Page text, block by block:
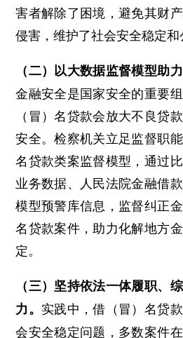
害者解除了困境，避免其财
侵害，维护了社会安全稳定和
（二）以大数据监督模型助
金融安全是国家安全的重要
（冒）名贷款会放大不良贷
安全。检察机关立足监督职
名贷款类案监督模型，通过
业务数据、人民法院金融借
模型预警库信息，监督纠正
名贷款案件，助力化解地方
定。
（三）坚持依法一体履职、
力。 实践中，借（冒）名贷
会安全稳定问题，多数案件